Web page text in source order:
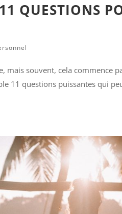
QUESTIONS
mais souvent, cela commence
11 questions puissantes qui